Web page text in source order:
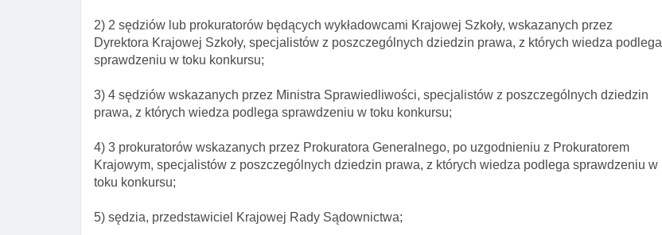
2) 2 sędziów lub prokuratorów będących wykładowcami Krajowej Szkoły, wskazanych przez
Dyrektora Krajowej Szkoły, specjalistów z poszczególnych dziedzin prawa, z których wiedza podlega
sprawdzeniu w toku konkursu;
3) 4 sędziów wskazanych przez Ministra Sprawiedliwości, specjalistów z poszczególnych dziedzin
prawa, z których wiedza podlega sprawdzeniu w toku konkursu;
4) 3 prokuratorów wskazanych przez Prokuratora Generalnego, po uzgodnieniu z Prokuratorem
Krajowym, specjalistów z poszczególnych dziedzin prawa, z których wiedza podlega sprawdzeniu w
toku konkursu;
5) sędzia, przedstawiciel Krajowej Rady Sądownictwa;